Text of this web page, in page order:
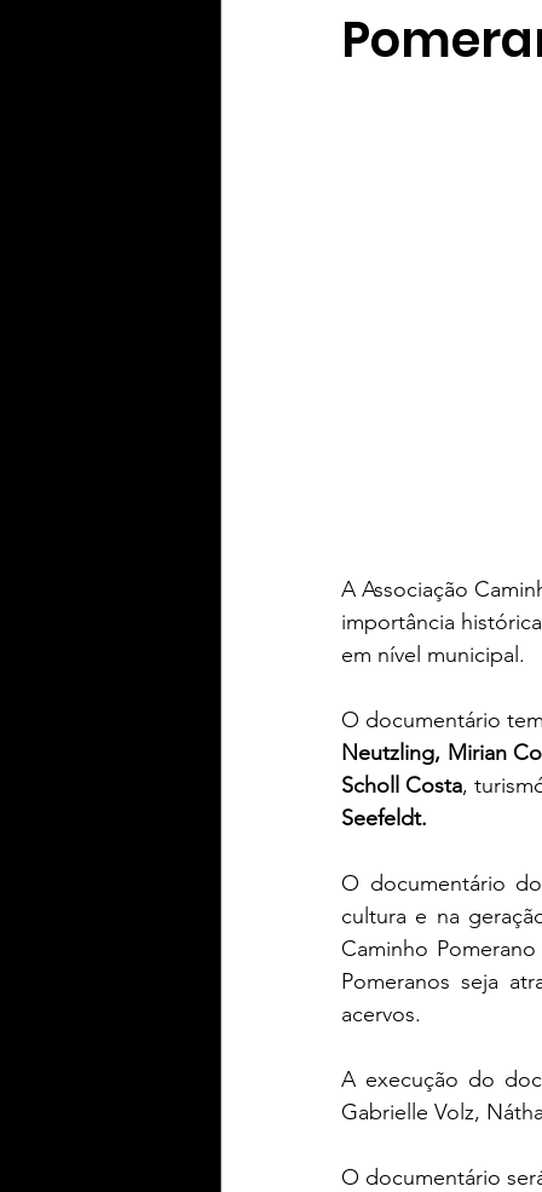
A Associação
importância
em nível municipal.
O documentário
Neutzling, Mirian
Scholl Costa,
Seefeldt.
O documentário
cultura e na
Caminho
Pomeranos seja
acervos.
A execução do
Gabrielle Volz,
O documentário